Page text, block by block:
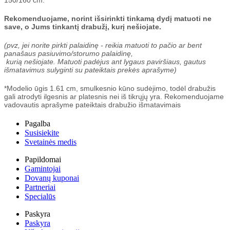
Rekomenduojame, norint išsirinkti tinkamą dydį matuoti ne
save, o Jums tinkantį drabužį, kurį nešiojate.
(pvz, jei norite pirkti palaidinę - reikia matuoti to pačio ar bent
panašaus pasiuvimo/storumo palaidinę,
kurią nešiojate. Matuoti padėjus ant lygaus paviršiaus, gautus
išmatavimus sulyginti su pateiktais prekės aprašyme)
*Modelio ūgis 1.61 cm, smulkesnio kūno sudėjimo, todėl drabužis
gali atrodyti ilgesnis ar platesnis nei iš tikrųjų yra. Rekomenduojame
vadovautis aprašyme pateiktais drabužio išmatavimais
Pagalba
Susisiekite
Svetainės medis
Papildomai
Gamintojai
Dovanų kuponai
Partneriai
Specialūs
Paskyra
Paskyra